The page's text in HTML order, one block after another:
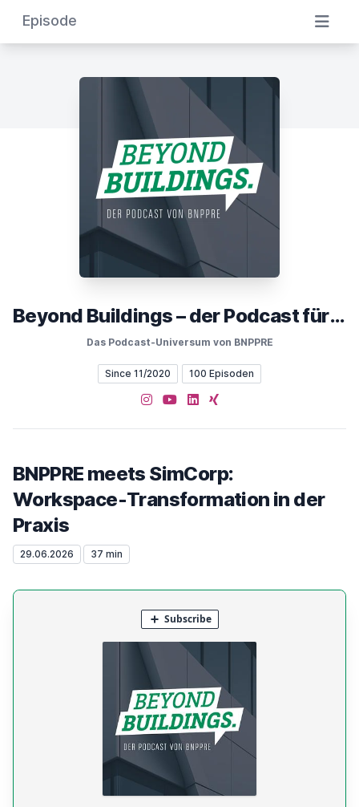
Episode
Beyond Buildings – der Podcast für die Immobilienwelt im Wandel
Das Podcast-Universum von BNPPRE
Since 11/2020 100 Episoden
Instagram
YouTube
LinkedIn
XING
BNPPRE meets SimCorp:
Workspace-Transformation in der
Praxis
29.06.2026 37 min